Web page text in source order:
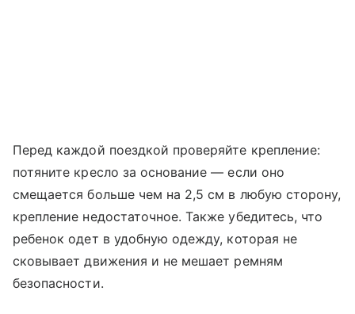
Перед каждой поездкой проверяйте крепление:
потяните кресло за основание — если оно
смещается больше чем на 2,5 см в любую сторону,
крепление недостаточное. Также убедитесь, что
ребенок одет в удобную одежду, которая не
сковывает движения и не мешает ремням
безопасности.